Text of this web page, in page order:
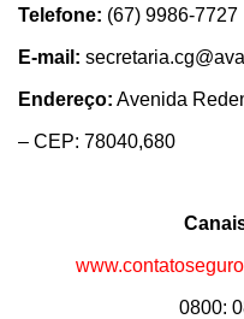
Telefone: (67) 9986-7727
E-mail:
Endereço: Avenida
– CEP: 78040,680
0800: